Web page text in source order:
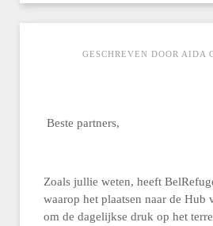
GESCHREVEN DOOR AIDA
Beste partners,
Zoals jullie weten, heeft
waarop het plaatsen naar de Hub
om de dagelijkse druk op het